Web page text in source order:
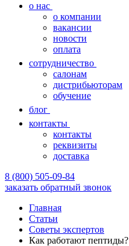
о нас
о компании
вакансии
новости
оплата
сотрудничество
салонам
дистрибьюторам
обучение
блог
контакты
контакты
реквизиты
доставка
8 (800) 505-09-84
заказать обратный звонок
Главная
Статьи
Советы экспертов
Как работают пептиды?